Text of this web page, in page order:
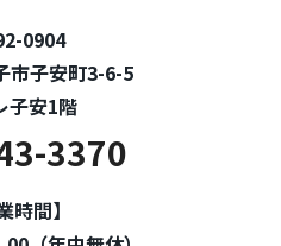
0904
市子安町3-6-5
子安1階
3370
時間】